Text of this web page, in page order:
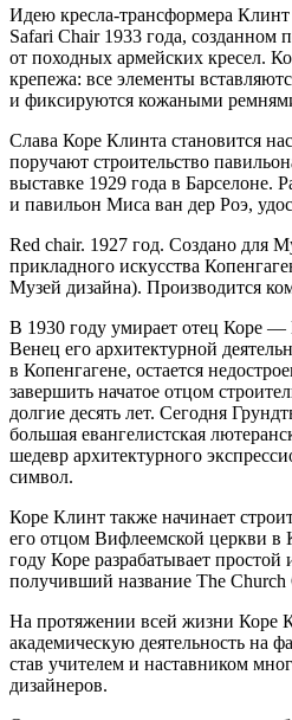
Идею кресла-трансформера
Safari Chair 1933 года, созданном
от походных армейских кресел.
крепежа: все элементы
и фиксируются кожаными
Слава Коре Клинта становится
поручают строительство
выставке 1929 года в Барселоне.
и павильон Миса ван дер Роэ,
Red chair. 1927 год. Создано для
прикладного искусства
Музей дизайна). Производится
В 1930 году умирает отец Коре
Венец его архитектурной
в Копенгагене, остается
завершить начатое отцом
долгие десять лет. Сегодня
большая евангелистская
шедевр архитектурного
символ.
Коре Клинт также начинает
его отцом Вифлеемской церкви в
году Коре разрабатывает
получивший название The Church
На протяжении всей жизни Коре
академическую деятельность на
став учителем и наставником
дизайнеров.